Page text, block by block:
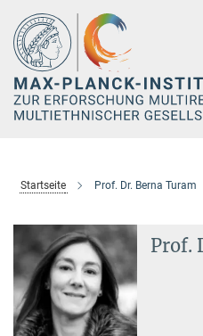
Hauptinhalt
Startseite Prof. Dr. Berna Turam
Prof.